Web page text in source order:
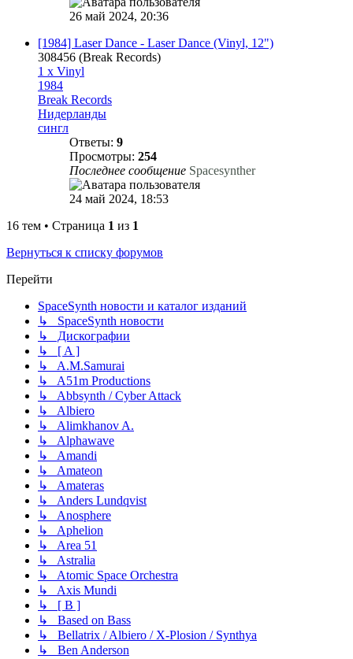
26 май 2024, 20:36
[1984] Laser Dance - Laser Dance (Vinyl, 12")
308456 (Break Records)
1 x Vinyl
1984
Break Records
Нидерланды
сингл
Ответы: 9
Просмотры: 254
Последнее сообщение Spacesynther
24 май 2024, 18:53
16 тем • Страница 1 из 1
Вернуться к списку форумов
Перейти
SpaceSynth новости и каталог изданий
↳ SpaceSynth новости
↳ Дискографии
↳ [ A ]
↳ A.M.Samurai
↳ A51m Productions
↳ Abbsynth / Cyber Attack
↳ Albiero
↳ Alimkhanov A.
↳ Alphawave
↳ Amandi
↳ Amateon
↳ Amateras
↳ Anders Lundqvist
↳ Anosphere
↳ Aphelion
↳ Area 51
↳ Astralia
↳ Atomic Space Orchestra
↳ Axis Mundi
↳ [ B ]
↳ Based on Bass
↳ Bellatrix / Albiero / X-Plosion / Synthya
↳ Ben Anderson